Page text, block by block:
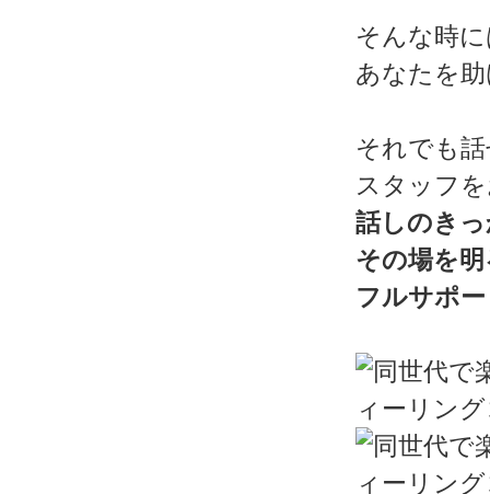
そんな時
あなたを
それでも
スタッフ
話しのき
その場を
フルサポ